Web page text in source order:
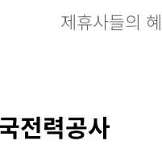
제휴사들의
전력공사